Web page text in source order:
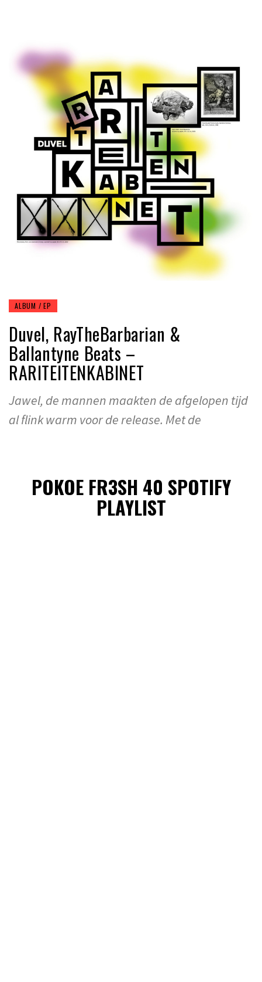
ALBUM / EP
Duvel, RayTheBarbarian &
Ballantyne Beats –
RARITEITENKABINET
Jawel, de mannen maakten de afgelopen tijd
al flink warm voor de release. Met de
POKOE FR3SH 40 SPOTIFY
PLAYLIST